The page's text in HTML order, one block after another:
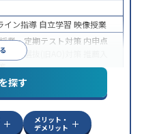
イン指導 自立学習 映像授業
授業・定期テスト対策 内申点
総合型選抜(旧AO)対策
業の振替可能
トを利用オンライン対応1
探す
メリット・
デメリット